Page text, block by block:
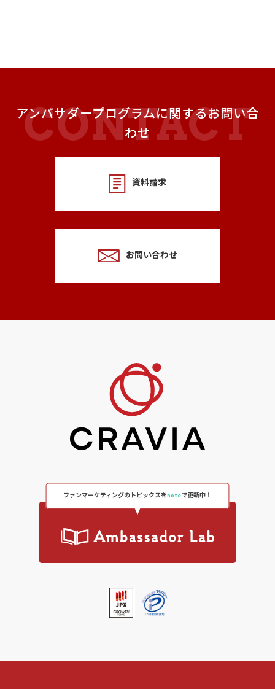
アンバサダープログラムに関するお問い合
わせ
資料請求
お問い合わせ
ファンマーケティングのトピックスをnoteで更新中！